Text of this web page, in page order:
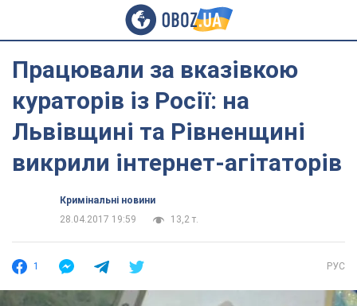
Працювали за вказівкою
кураторів із Росії: на
Львівщині та Рівненщині
викрили інтернет-агітаторів
Кримінальні новини
28.04.2017 19:59
13,2 т.
1 РУС